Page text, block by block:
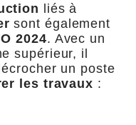
liés à
sont également
2024. Avec un
supérieur, il
un poste
les travaux :